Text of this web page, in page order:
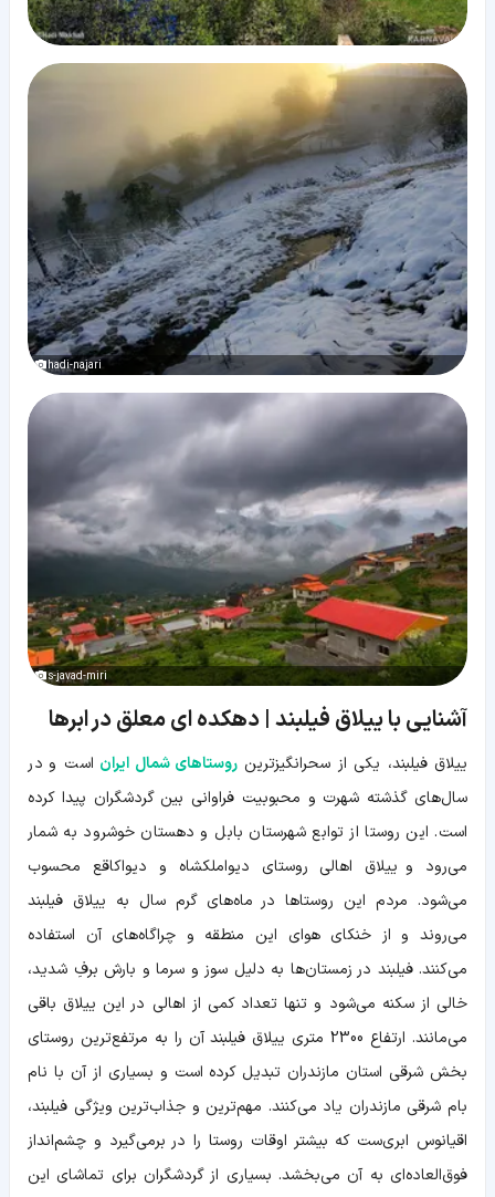
hadi-najari
s-javad-miri
آشنایی با ییلاق فیلبند | دهکده ای معلق در ابرها
ییلاق فیلبند، یکی از سحرانگیزترین روستاهای شمال ایران است و در
سال‌های گذشته شهرت و محبوبیت فراوانی بین گردشگران پیدا کرده
است. این روستا از توابع شهرستان بابل و دهستان خوشرود به شمار
می‌رود و ییلاق اهالی روستای دیواملکشاه و دیواکاقع محسوب
می‌شود. مردم این روستاها در ماه‌های گرم سال به ییلاق فیلبند
می‌روند و از خنکای هوای این منطقه و چراگاه‌های آن استفاده
می‌کنند. فیلبند در زمستان‌ها به دلیل سوز و سرما و بارش برفِ شدید،
خالی از سکنه می‌شود و تنها تعداد کمی از اهالی در این ییلاق باقی
می‌مانند. ارتفاع 2300 متری ییلاق فیلبند آن را به مرتفع‌ترین روستای
بخش شرقی استان مازندران تبدیل کرده است و بسیاری از آن با نام
بام شرقی مازندران یاد می‌کنند. مهم‌ترین و جذاب‌ترین ویژگی فیلبند،
اقیانوس ابری‌ست که بیشتر اوقات روستا را در برمی‌گیرد و چشم‌انداز
فوق‌العاده‌ای به آن می‌بخشد. بسیاری از گردشگران برای تماشای این